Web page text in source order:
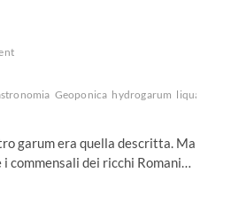
Geoponica hydrogarum liquamen
garum era quella descritta. Ma
commensali dei ricchi Romani…